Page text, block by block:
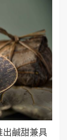
鹹甜兼具